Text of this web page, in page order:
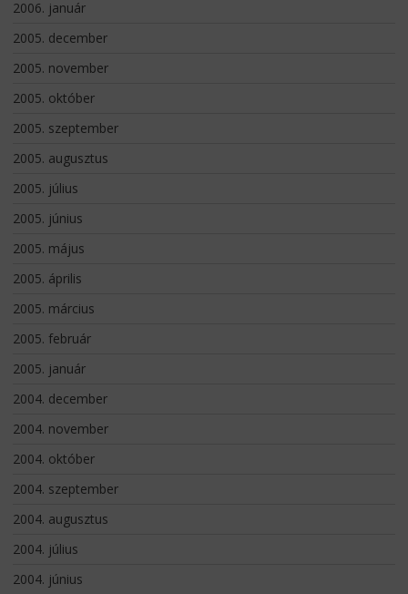
2006. január
2005. december
2005. november
2005. október
2005. szeptember
2005. augusztus
2005. július
2005. június
2005. május
2005. április
2005. március
2005. február
2005. január
2004. december
2004. november
2004. október
2004. szeptember
2004. augusztus
2004. július
2004. június